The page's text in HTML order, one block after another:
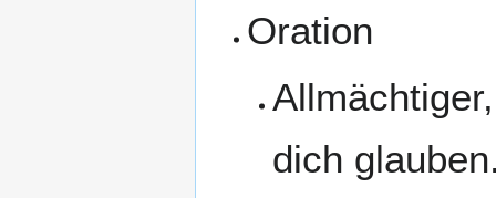
Oration
dich